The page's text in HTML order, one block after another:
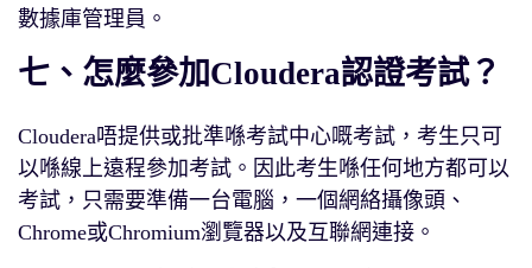
數據庫管理員。
七、怎麼參加Cloudera認證考試？
Cloudera唔提供或批準喺考試中心嘅考試，考生只可
以喺線上遠程參加考試。因此考生喺任何地方都可以
考試，只需要準備一台電腦，一個網絡攝像頭、
Chrome或Chromium瀏覽器以及互聯網連接。